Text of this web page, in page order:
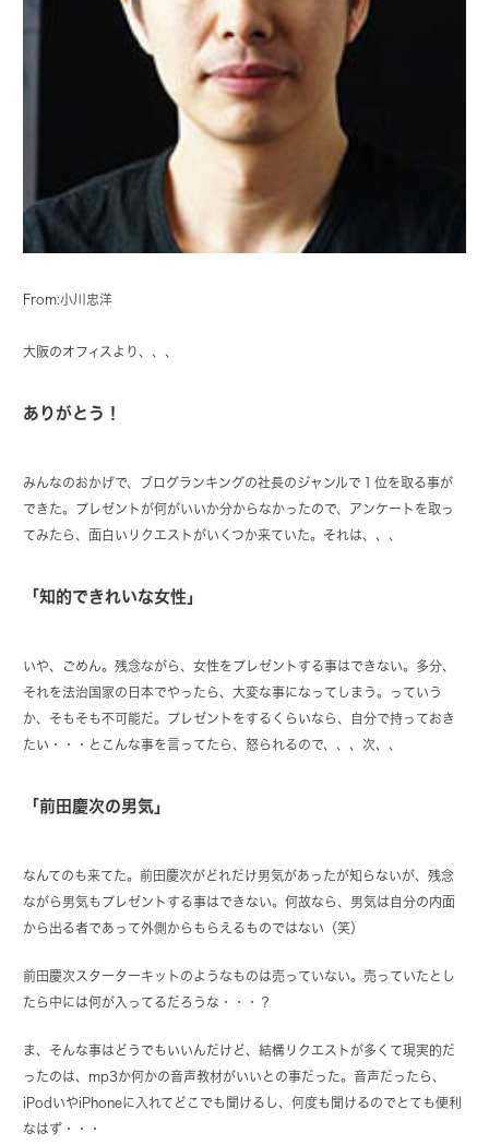
From:小川忠洋
大阪のオフィスより、、、
ありがとう！
みんなのおかげで、ブログランキングの社長のジャンルで１位を取る事が
できた。プレゼントが何がいいか分からなかったので、アンケートを取っ
てみたら、面白いリクエストがいくつか来ていた。それは、、、
「知的できれいな女性」
いや、ごめん。残念ながら、女性をプレゼントする事はできない。多分、
それを法治国家の日本でやったら、大変な事になってしまう。っていう
か、そもそも不可能だ。プレゼントをするくらいなら、自分で持っておき
たい・・・とこんな事を言ってたら、怒られるので、、、次、、
「前田慶次の男気」
なんてのも来てた。前田慶次がどれだけ男気があったが知らないが、残念
ながら男気もプレゼントする事はできない。何故なら、男気は自分の内面
から出る者であって外側からもらえるものではない（笑）
前田慶次スターターキットのようなものは売っていない。売っていたとし
たら中には何が入ってるだろうな・・・？
ま、そんな事はどうでもいいんだけど、結構リクエストが多くて現実的だ
ったのは、mp3か何かの音声教材がいいとの事だった。音声だったら、
iPodいやiPhoneに入れてどこでも聞けるし、何度も聞けるのでとても便利
なはず・・・